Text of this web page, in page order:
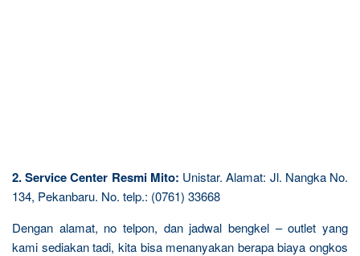
2. Service Center Resmi Mito: Unistar. Alamat: Jl. Nangka No.
134, Pekanbaru. No. telp.: (0761) 33668
Dengan alamat, no telpon, dan jadwal bengkel – outlet yang
kami sediakan tadi, kita bisa menanyakan berapa biaya ongkos